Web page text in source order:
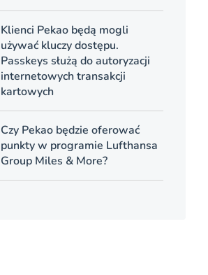
Klienci Pekao będą mogli
używać kluczy dostępu.
Passkeys służą do autoryzacji
internetowych transakcji
kartowych
Czy Pekao będzie oferować
punkty w programie Lufthansa
Group Miles & More?